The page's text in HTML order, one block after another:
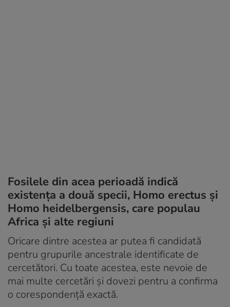
Fosilele din acea perioadă indică
existența a două specii, Homo erectus și
Homo heidelbergensis, care populau
Africa și alte regiuni
Oricare dintre acestea ar putea fi candidată
pentru grupurile ancestrale identificate de
cercetători. Cu toate acestea, este nevoie de
mai multe cercetări și dovezi pentru a confirma
o corespondență exactă.